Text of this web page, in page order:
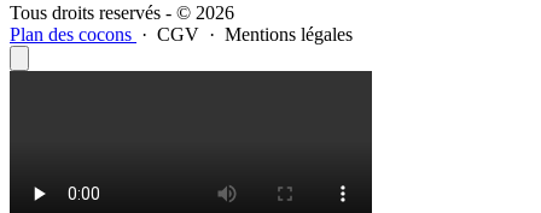
Tous droits reservés - © 2026
Plan des cocons · CGV · Mentions légales